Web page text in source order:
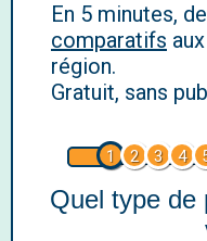
En 5 minutes,
comparatifs aux
région.
Gratuit, sans
1 2 3 4
Quel type de